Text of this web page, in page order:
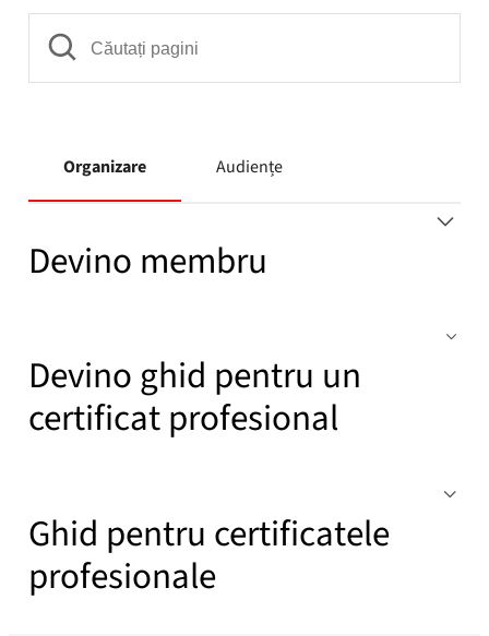
Organizare Audiențe
Devino membru
Devino ghid pentru un
certificat profesional
Ghid pentru certificatele
profesionale